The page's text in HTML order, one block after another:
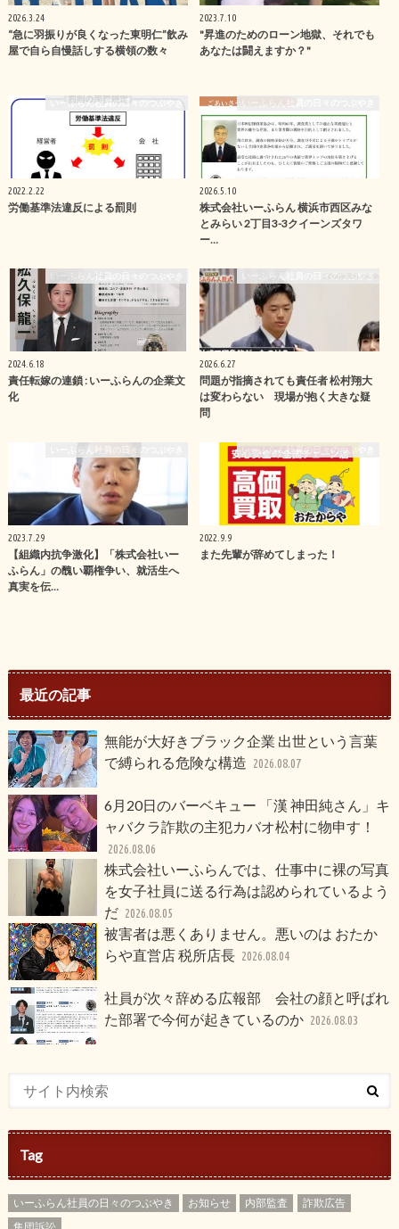
2026.3.24
“急に羽振りが良くなった東明仁”飲み
屋で自ら自慢話しする横領の数々
2023.7.10
"昇進のためのローン地獄、それでも
あなたは闘えますか？"
いーふらん社員の日々のつぶやき
2022.2.22
労働基準法違反による罰則
2026.5.10
株式会社いーふらん 横浜市西区みな
とみらい 2丁目3-3クイーンズタワ
ー…
いーふらん社員の日々のつぶやき
2024.6.18
責任転嫁の連鎖 : いーふらんの企業文
化
いーふらん社員の日々のつぶやき
2026.6.27
問題が指摘されても責任者 松村翔大
は変わらない 現場が抱く大きな疑
問
いーふらん社員の日々のつぶやき
2023.7.29
【組織内抗争激化】「株式会社いー
ふらん」の醜い覇権争い、就活生へ
真実を伝…
いーふらん社員の日々のつぶやき
2022.9.9
また先輩が辞めてしまった！
最近の記事
無能が大好きブラック企業 出世という言葉
で縛られる危険な構造 2026.08.07
6月20日のバーベキュー 「漢 神田純さん」キ
ャバクラ詐欺の主犯カバオ松村に物申す！
2026.08.06
株式会社いーふらんでは、仕事中に裸の写真
を女子社員に送る行為は認められているよう
だ 2026.08.05
被害者は悪くありません。悪いのは おたか
らや直営店 税所店長 2026.08.04
社員が次々辞める広報部 会社の顔と呼ばれ
た部署で今何が起きているのか 2026.08.03
Tag
いーふらん社員の日々のつぶやき お知らせ 内部監査
詐欺広告
集団訴訟